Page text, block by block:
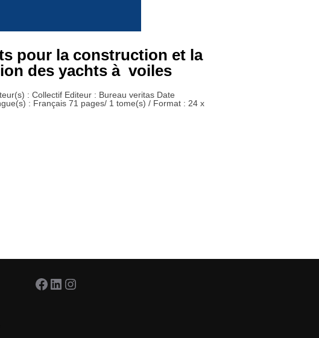
pour la construction et la
des yachts à voiles
: Collectif Editeur : Bureau veritas Date
: Français 71 pages/ 1 tome(s) / Format : 24 x
Facebook
LinkedIn
Instagram